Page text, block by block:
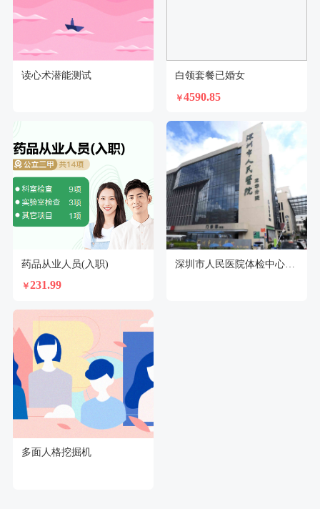
读心术潜能测试 白领套餐已婚女
￥4590.85
药品从业人员(入职)
￥231.99
深圳市人民医院体检中心（龙华分院）
多面人格挖掘机